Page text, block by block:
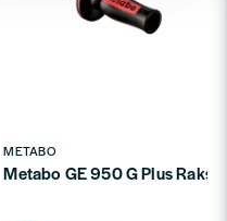
Kolborstfri (150mm)
METABO
Metabo GE 950 G Plus